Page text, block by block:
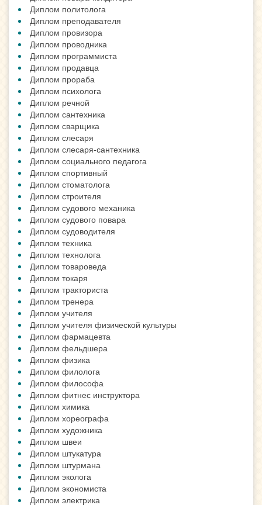
Диплом политолога
Диплом преподавателя
Диплом провизора
Диплом проводника
Диплом программиста
Диплом продавца
Диплом прораба
Диплом психолога
Диплом речной
Диплом сантехника
Диплом сварщика
Диплом слесаря
Диплом слесаря-сантехника
Диплом социального педагога
Диплом спортивный
Диплом стоматолога
Диплом строителя
Диплом судового механика
Диплом судового повара
Диплом судоводителя
Диплом техника
Диплом технолога
Диплом товароведа
Диплом токаря
Диплом тракториста
Диплом тренера
Диплом учителя
Диплом учителя физической культуры
Диплом фармацевта
Диплом фельдшера
Диплом физика
Диплом филолога
Диплом философа
Диплом фитнес инструктора
Диплом химика
Диплом хореографа
Диплом художника
Диплом швеи
Диплом штукатура
Диплом штурмана
Диплом эколога
Диплом экономиста
Диплом электрика